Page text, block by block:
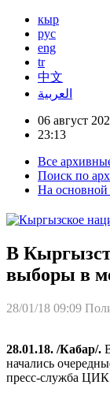
кыр
рус
eng
tr
中文
العربية
06 август
23:13
Все
Поиск по
На основной
В
выборы в
28/01/18 09:09
28.01.18. /Кабар/.
начались
пресс-служба